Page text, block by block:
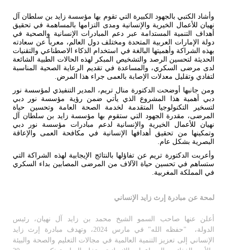
وأشاد الكتبي بالجهود الكبيرة التي تقوم بها مؤسسة زايد بن سلطان آل
نهيان للأعمال الخيرية والإنسانية ومدى التزامها بالمساهمة في تحقيق
أهداف التنمية المستدامة عبر دعم المبادرات الإنسانية والصحية في
دولة الإمارات العربية المتحدة ومختلف دول العالم، معرباً عن سعادته
بهذه الشراكة وأهميتها البالغة في استخدام الذكاء الاصطناعي والتقنيات
الحديثة لتحسين الرصد والتشخيص المبكر لهذه الحالات الطبية الشائعة
لدى مرضى السكري، والمساعدة في تقديم الرعاية الصحية المناسبة
لتفادي وتقليل معدلات الإصابة بالعمى جراء هذا المرض.
ومن جانبها أوضحت الدكتورة منال تريم، المدير التنفيذي لمؤسسة نور
دبي أهمية هذا المشروع الذي يأتي ضمن رؤية مؤسسة نور دبي
لتسخير التكنولوجيا المتقدمة لخدمة الصحة العامة وتحسين حياة
المرضى، مقدرة الجهود التي ستقوم بها مؤسسة زايد بن سلطان آل
نهيان للأعمال الخيرية والإنسانية لدعم مبادرات مؤسسة نور دبي
وتمكينها من تحقيق أهدافها الإنسانية في مكافحة العمى والإعاقة
البصرية بشكل عام.
وأعربت الدكتورة تريم عن تفاؤلها بالنتائج الإيجابية لهذه الشراكة التي
ستساهم في تحسين حياة الآلاف من المرضى المصابين بداء السكري
في المملكة المغربية.
لمحة عن مبادرة إرث زايد الإنساني
أعلن عنها صاحب السمو الشيخ محمد بن زايد آل نهيان، رئيس
الدولة،
"حفظه الله"
في مارس 2024، وتهدف مبادرة إرث زايد
الإنساني إلى تعزيز التنمية العالمية في مجالات التعليم والصحة والبيئة